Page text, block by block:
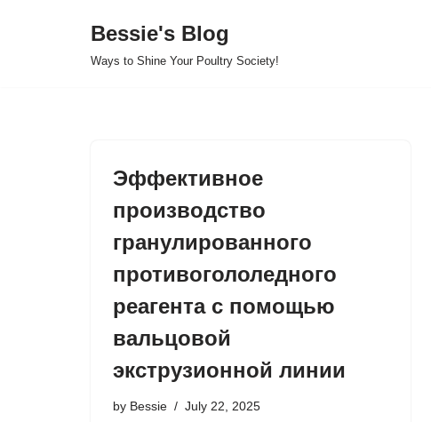
Bessie's Blog
Ways to Shine Your Poultry Society!
Эффективное
производство
гранулированного
противогололедного
реагента с помощью
вальцовой
экструзионной линии
by Bessie July 22, 2025